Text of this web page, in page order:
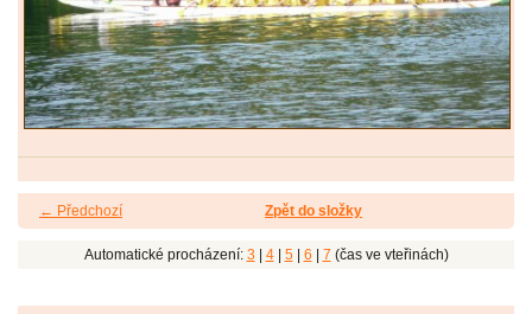
← Předchozí Zpět do složky
Automatické procházení: 3 4| 5| 6 7 (čas ve vteřinách)